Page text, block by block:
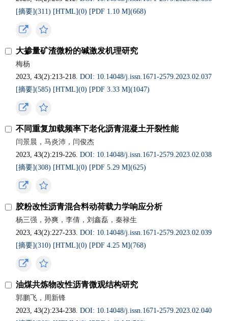
[摘要](311) [HTML](0) [PDF 1.10 M](668)
大掺量矿渣微粉的碱激发机理研究
梅杨
2023, 43(2):213-218.DOI: 10.14048/j.issn.1671‐2579.2023.02.037
[摘要](585) [HTML](0) [PDF 3.33 M](1047)
不同重复加载频率下老化沥青混凝土开裂性能
闫景晨，马炎沛，闫俊杰
2023, 43(2):219-226.DOI: 10.14048/j.issn.1671‐2579.2023.02.038
[摘要](308) [HTML](0) [PDF 5.29 M](625)
胶粉改性沥青混合料动荷载力学响应分析
杨三强，孙爽，李倩，刘鑫磊，秦禄生
2023, 43(2):227-233.DOI: 10.14048/j.issn.1671‐2579.2023.02.039
[摘要](310) [HTML](0) [PDF 4.25 M](768)
油煤共炼物改性沥青微观结构研究
郭鹏飞，周新锋
2023, 43(2):234-238.DOI: 10.14048/j.issn.1671‐2579.2023.02.040